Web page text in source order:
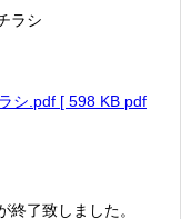
ラシ
シ.pdf [ 598 KB pdf
了致しました。